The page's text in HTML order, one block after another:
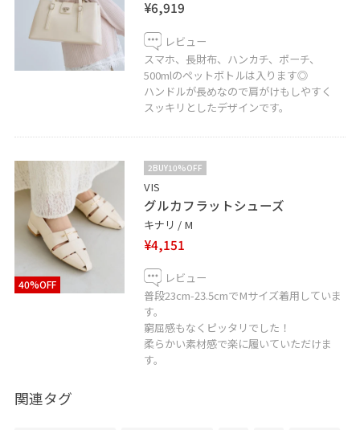
¥6,919
レビュー
スマホ、長財布、ハンカチ、ポーチ、
500mlのペットボトルは入ります◎
ハンドルが長めなので肩がけもしやすく
スッキリとしたデザインです。
40%OFF
2BUY10%OFF
VIS
グルカフラットシューズ
キナリ / M
¥4,151
レビュー
普段23cm-23.5cmでMサイズ着用していま
す。
窮屈感もなくピッタリでした！
柔らかい素材感で楽に履いていただけま
す。
関連タグ